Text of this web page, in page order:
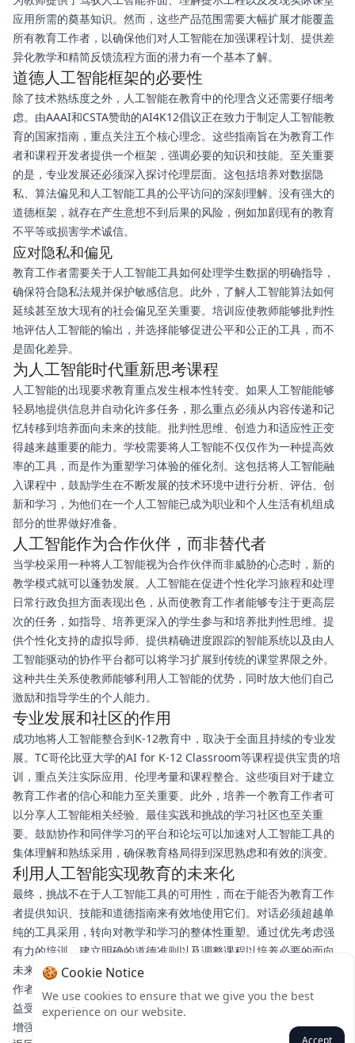
应用所需的奠基知识。然而，这些产品范围需要大幅扩展才能覆盖
所有教育工作者，以确保他们对人工智能在加强课程计划、提供差
异化教学和精简反馈流程方面的潜力有一个基本了解。
道德人工智能框架的必要性
除了技术熟练度之外，人工智能在教育中的伦理含义还需要仔细考
虑。由AAAI和CSTA赞助的AI4K12倡议正在致力于制定人工智能教
育的国家指南，重点关注五个核心理念。这些指南旨在为教育工作
者和课程开发者提供一个框架，强调必要的知识和技能。至关重要
的是，专业发展还必须深入探讨伦理层面。这包括培养对数据隐
私、算法偏见和人工智能工具的公平访问的深刻理解。没有强大的
道德框架，就存在产生意想不到后果的风险，例如加剧现有的教育
不平等或损害学术诚信。
应对隐私和偏见
教育工作者需要关于人工智能工具如何处理学生数据的明确指导，
确保符合隐私法规并保护敏感信息。此外，了解人工智能算法如何
延续甚至放大现有的社会偏见至关重要。培训应使教师能够批判性
地评估人工智能的输出，并选择能够促进公平和公正的工具，而不
是固化差异。
为人工智能时代重新思考课程
人工智能的出现要求教育重点发生根本性转变。如果人工智能能够
轻易地提供信息并自动化许多任务，那么重点必须从内容传递和记
忆转移到培养面向未来的技能。批判性思维、创造力和适应性正变
得越来越重要的能力。学校需要将人工智能不仅仅作为一种提高效
率的工具，而是作为重塑学习体验的催化剂。这包括将人工智能融
入课程中，鼓励学生在不断发展的技术环境中进行分析、评估、创
新和学习，为他们在一个人工智能已成为职业和个人生活有机组成
部分的世界做好准备。
人工智能作为合作伙伴，而非替代者
当学校采用一种将人工智能视为合作伙伴而非威胁的心态时，新的
教学模式就可以蓬勃发展。人工智能在促进个性化学习旅程和处理
日常行政负担方面表现出色，从而使教育工作者能够专注于更高层
次的任务，如指导、培养更深入的学生参与和培养批判性思维。提
供个性化支持的虚拟导师、提供精确进度跟踪的智能系统以及由人
工智能驱动的协作平台都可以将学习扩展到传统的课堂界限之外。
这种共生关系使教师能够利用人工智能的优势，同时放大他们自己
激励和指导学生的个人能力。
专业发展和社区的作用
成功地将人工智能整合到K-12教育中，取决于全面且持续的专业发
展。TC哥伦比亚大学的AI for K-12 Classroom等课程提供宝贵的培
训，重点关注实际应用、伦理考量和课程整合。这些项目对于建立
教育工作者的信心和能力至关重要。此外，培养一个教育工作者可
以分享人工智能相关经验、最佳实践和挑战的学习社区也至关重
要。鼓励协作和同伴学习的平台和论坛可以加速对人工智能工具的
集体理解和熟练采用，确保教育格局得到深思熟虑和有效的演变。
利用人工智能实现教育的未来化
最终，挑战不在于人工智能工具的可用性，而在于能否为教育工作
者提供知识、技能和道德指南来有效地使用它们。对话必须超越单
纯的工具采用，转向对教学和学习的整体性重塑。通过优先考虑强
有力的培训、建立明确的道德准则以及调整课程以培养必要的面向
未来的技能，我们可以利用人工智能的变革潜力。目标是使教育工
作者能够引导学生成为批判性、创造性和适应性强的个体，为在日
益受人工智能影响的世界中茁壮成长做好准备，确保技术能够真正
增强人类潜力，而不是引起担忧。
🍪 Cookie Notice
We use cookies to ensure that we give you the best
experience on our website.
Accept